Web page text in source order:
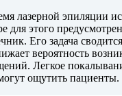
лазерной эпиляции
для этого
Его задача
вероятность
Легкое
ощутить пациенты.